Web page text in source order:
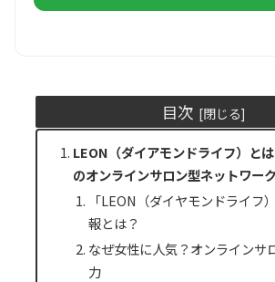
目次
LEON（ダイアモンドライフ）と
のオンラインサロン型ネットワー
「LEON（ダイヤモンドライフ
報とは？
なぜ女性に人気？オンラインサ
力